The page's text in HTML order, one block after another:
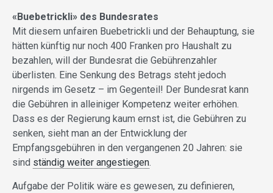
«Buebetrickli» des Bundesrates
Mit diesem unfairen Buebetrickli und der Behauptung, sie
hätten künftig nur noch 400 Franken pro Haushalt zu
bezahlen, will der Bundesrat die Gebührenzahler
überlisten. Eine Senkung des Betrags steht jedoch
nirgends im Gesetz – im Gegenteil! Der Bundesrat kann
die Gebühren in alleiniger Kompetenz weiter erhöhen.
Dass es der Regierung kaum ernst ist, die Gebühren zu
senken, sieht man an der Entwicklung der
Empfangsgebühren in den vergangenen 20 Jahren: sie
sind ständig weiter angestiegen.
Aufgabe der Politik wäre es gewesen, zu definieren,